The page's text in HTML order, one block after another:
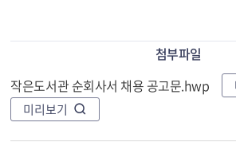
첨부파일
작은도서관 순회사서 채용 공고문.hwp
미리보기